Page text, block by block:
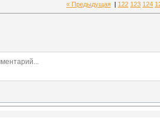
« Предыдущая 122 123 124